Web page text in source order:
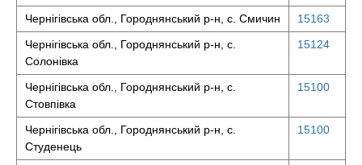
Чернігівська обл., Городнянський р-н, с. Смичин
15163
Чернігівська обл., Городнянський р-н, с.
Солонівка
15124
Чернігівська обл., Городнянський р-н, с.
Стовпівка
15100
Чернігівська обл., Городнянський р-н, с.
Студенець
15100